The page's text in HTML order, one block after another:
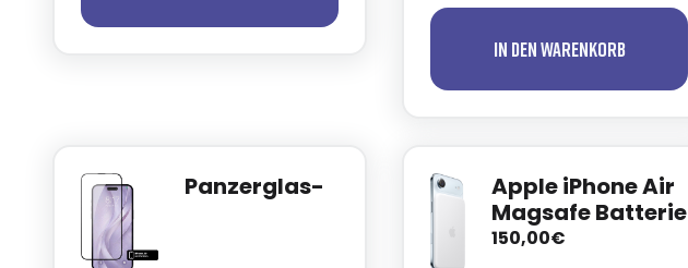
In den Warenkorb
Panzerglas-
Apple iPhone Air
Magsafe Batterie
150,00€